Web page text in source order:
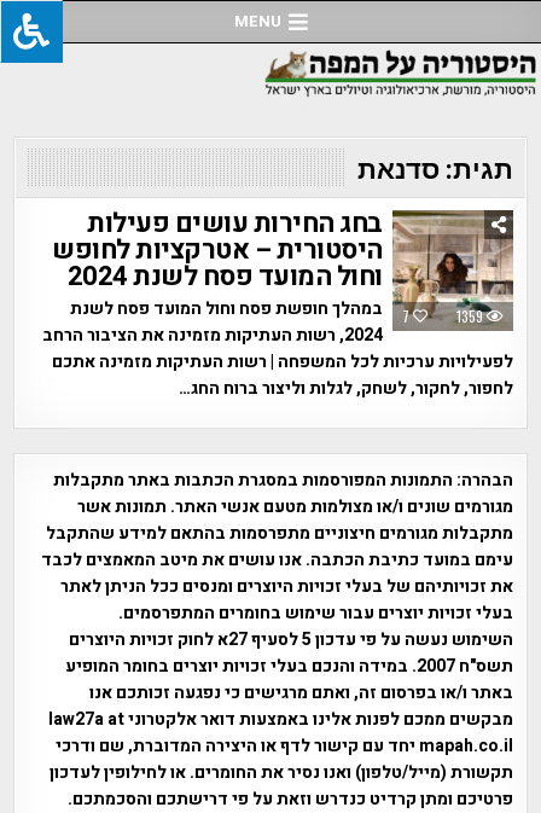
to
content
MENU
תגית:סדנאת
7 1359
בחג החירות עושים פעילות
היסטורית – אטרקציות לחופש
וחול המועד פסח לשנת 2024
במהלך חופשת פסח וחול המועד פסח לשנת
2024, רשות העתיקות מזמינה את הציבור הרחב
לפעילויות ערכיות לכל המשפחה | רשות העתיקות מזמינה אתכם
לחפור, לחקור, לשחק, לגלות וליצור ברוח החג…
הבהרה: התמונות המפורסמות במסגרת הכתבות באתר מתקבלות
מגורמים שונים ו/או מצולמות מטעם אנשי האתר. תמונות אשר
מתקבלות מגורמים חיצוניים מתפרסמות בהתאם למידע שהתקבל
עימם במועד כתיבת הכתבה. אנו עושים את מיטב המאמצים לכבד
את זכויותיהם של בעלי זכויות היוצרים ומנסים ככל הניתן לאתר
בעלי זכויות יוצרים עבור שימוש בחומרים המתפרסמים.
השימוש נעשה על פי עדכון 5 לסעיף 27א לחוק זכויות היוצרים
תשס"ח 2007. במידה והנכם בעלי זכויות יוצרים בחומר המופיע
באתר ו/או בפרסום זה, ואתם מרגישים כי נפגעה זכותכם אנו
מבקשים ממכם לפנות אלינו באמצעות דואר אלקטרוני law27a at
mapah.co.il יחד עם קישור לדף או היצירה המדוברת, שם ודרכי
תקשורת (מייל/טלפון) ואנו נסיר את החומרים. או לחילופין לעדכון
פרטיכם ומתן קרדיט כנדרש וזאת על פי דרישתכם והסכמתכם.